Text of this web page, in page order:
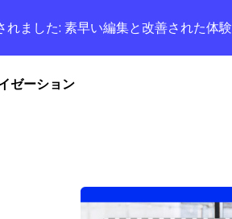
ゼーション
ました: 素早い編集と改善された体験